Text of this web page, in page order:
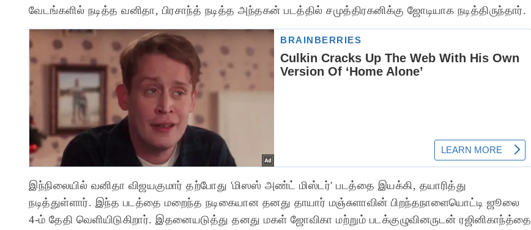
வேடங்களில் நடித்த வனிதா, பிரசாந்த் நடித்த அந்தகன் படத்தில் சமுத்திரகனிக்கு ஜோடியாக நடித்திருந்தார்.
இந்நிலையில் வனிதா விஜயகுமார் தற்போது 'மிஸஸ் அண்ட் மிஸ்டர்' படத்தை இயக்கி, தயாரித்து
நடித்துள்ளார். இந்த படத்தை மறைந்த நடிகையான தனது தாயார் மஞ்சுளாவின் பிறந்தநாளையொட்டி ஜூலை
4-ம் தேதி வெளியிடுகிறார். இதனையடுத்து தனது மகள் ஜோவிகா மற்றும் படக்குழுவினருடன் ரஜினிகாந்த்தை